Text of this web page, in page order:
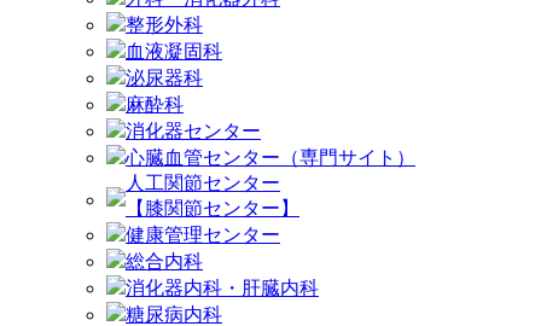
整形外科
血液凝固科
泌尿器科
麻酔科
消化器センター
心臓血管センター（専門サイト）
人工関節センター
【膝関節センター】
健康管理センター
総合内科
消化器内科・肝臓内科
糖尿病内科